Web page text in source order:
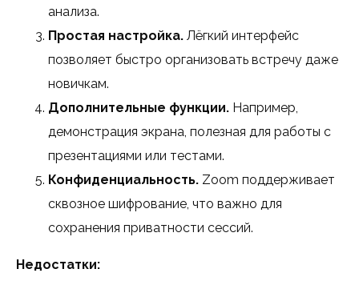
анализа.
Простая настройка. Лёгкий интерфейс
позволяет быстро организовать встречу даже
новичкам.
Дополнительные функции. Например,
демонстрация экрана, полезная для работы с
презентациями или тестами.
Конфиденциальность. Zoom поддерживает
сквозное шифрование, что важно для
сохранения приватности сессий.
Недостатки: